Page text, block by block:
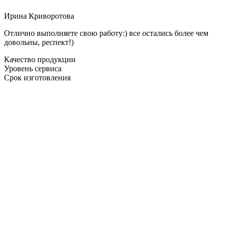
Ирина Криворотова
Отлично выполняете свою работу:) все остались более чем
довольны, респект!)
Качество продукции
Уровень сервиса
Срок изготовления